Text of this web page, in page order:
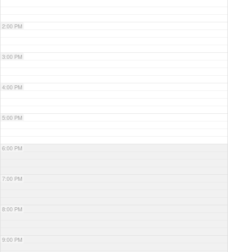
2:00 PM
3:00 PM
4:00 PM
5:00 PM
6:00 PM
7:00 PM
8:00 PM
9:00 PM